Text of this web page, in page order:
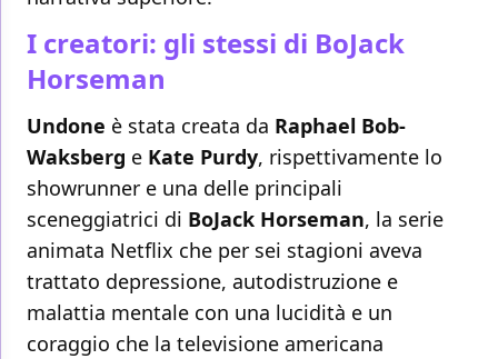
I creatori: gli stessi di BoJack
Horseman
Undone è stata creata da Raphael Bob-
Waksberg e Kate Purdy, rispettivamente lo
showrunner e una delle principali
sceneggiatrici di BoJack Horseman, la serie
animata Netflix che per sei stagioni aveva
trattato depressione, autodistruzione e
malattia mentale con una lucidità e un
coraggio che la televisione americana